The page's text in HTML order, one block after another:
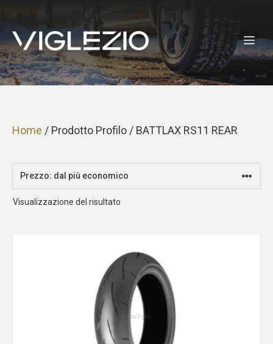
contenuto
Home / Prodotto Profilo / BATTLAX RS11 REAR
Visualizzazione del risultato